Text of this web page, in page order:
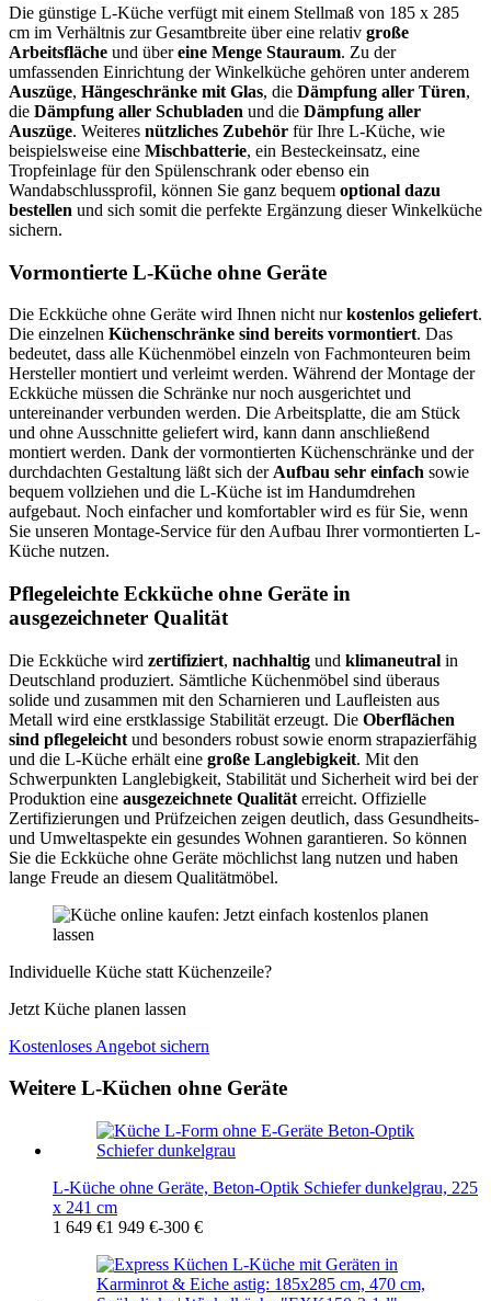
Die günstige L-Küche verfügt mit einem Stellmaß von 185 x 285
cm im Verhältnis zur Gesamtbreite über eine relativ große
Arbeitsfläche und übereine Menge Stauraum. Zu der
umfassenden Einrichtung der Winkelküche gehören unter anderem
Auszüge, Hängeschränke mit Glas, die Dämpfung aller Türen,
die Dämpfung aller Schubladen und die Dämpfung aller
Auszüge. Weiteres nützliches Zubehör für Ihre L-Küche, wie
beispielsweise eine Mischbatterie, ein Besteckeinsatz, eine
Tropfeinlage für den Spülenschrank oder ebenso ein
Wandabschlussprofil, können Sie ganz bequem optional dazu
bestellen und sich somit die perfekte Ergänzung dieser Winkelküche
sichern.
Vormontierte L-Küche ohne Geräte
Die Eckküche ohne Geräte wird Ihnen nicht nurkostenlos geliefert.
Die einzelnen Küchenschränke sind bereits vormontiert. Das
bedeutet, dass alle Küchenmöbel einzeln von Fachmonteuren beim
Hersteller montiert und verleimt werden. Während der Montage der
Eckküche müssen die Schränke nur noch ausgerichtet und
untereinander verbunden werden. Die Arbeitsplatte, die am Stück
und ohne Ausschnitte geliefert wird, kann dann anschließend
montiert werden. Dank der vormontierten Küchenschränke und der
durchdachten Gestaltung läßt sich der Aufbau sehr einfach sowie
bequem vollziehen und die L-Küche ist im Handumdrehen
aufgebaut. Noch einfacher und komfortabler wird es für Sie, wenn
Sie unseren Montage-Service für den Aufbau Ihrer vormontierten L-
Küche nutzen.
Pflegeleichte Eckküche ohne Geräte in
ausgezeichneter Qualität
Die Eckküche wird zertifiziert, nachhaltig und klimaneutral in
Deutschland produziert. Sämtliche Küchenmöbel sind überaus
solide und zusammen mit den Scharnieren und Laufleisten aus
Metall wird eine erstklassige Stabilität erzeugt. Die Oberflächen
sind pflegeleicht und besonders robust sowie enorm strapazierfähig
und die L-Küche erhält eine große Langlebigkeit. Mit den
Schwerpunkten Langlebigkeit, Stabilität und Sicherheit wird bei der
Produktion eine ausgezeichnete Qualität erreicht. Offizielle
Zertifizierungen und Prüfzeichen zeigen deutlich, dass Gesundheits-
und Umweltaspekte ein gesundes Wohnen garantieren. So können
Sie die Eckküche ohne Geräte möchlichst lang nutzen und haben
lange Freude an diesem Qualitätmöbel.
Individuelle Küche statt Küchenzeile?
Jetzt Küche planen lassen
Kostenloses Angebot sichern
Weitere L-Küchen ohne Geräte
L-Küche ohne Geräte, Beton-Optik Schiefer dunkelgrau, 225
x 241 cm
1 649 €1 949 €-300 €